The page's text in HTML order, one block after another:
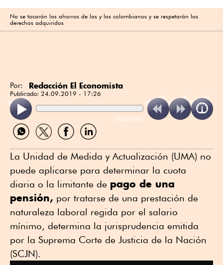
No se tocarán los ahorros de las y los colombianos y se respetarán los
derechos adquiridos
Por: Redacción El Economista
Publicado: 24.09.2019 - 17:26
ReadSpeaker
Compartir
por
Compartir
por
Compartir
por
Compartir
por
La Unidad de Medida y Actualización (UMA) no
puede aplicarse para determinar la cuota
diaria o la limitante de pago de una
pensión, por tratarse de una prestación de
naturaleza laboral regida por el salario
mínimo, determina la jurisprudencia emitida
por la Suprema Corte de Justicia de la Nación
(SCJN).